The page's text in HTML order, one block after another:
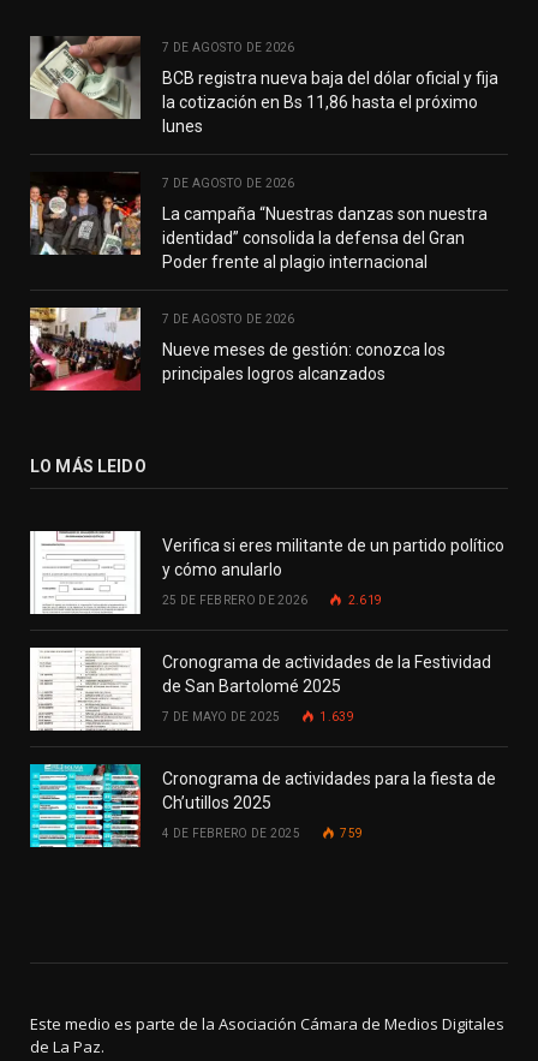
7 DE AGOSTO DE 2026
BCB registra nueva baja del dólar oficial y fija
la cotización en Bs 11,86 hasta el próximo
lunes
7 DE AGOSTO DE 2026
La campaña “Nuestras danzas son nuestra
identidad” consolida la defensa del Gran
Poder frente al plagio internacional
7 DE AGOSTO DE 2026
Nueve meses de gestión: conozca los
principales logros alcanzados
LO MÁS LEIDO
Verifica si eres militante de un partido político
y cómo anularlo
25 DE FEBRERO DE 2026 2.619
Cronograma de actividades de la Festividad
de San Bartolomé 2025
7 DE MAYO DE 2025 1.639
Cronograma de actividades para la fiesta de
Ch’utillos 2025
4 DE FEBRERO DE 2025 759
Este medio es parte de la Asociación Cámara de Medios Digitales
de La Paz.